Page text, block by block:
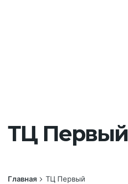
ТЦ Первый
Главная ТЦ Первый